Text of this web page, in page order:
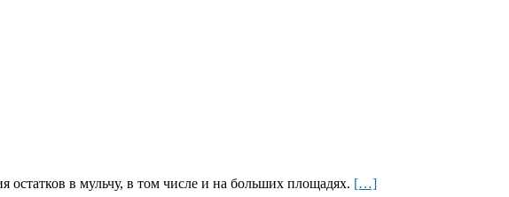
остатков в мульчу, в том числе и на больших площадях. […]